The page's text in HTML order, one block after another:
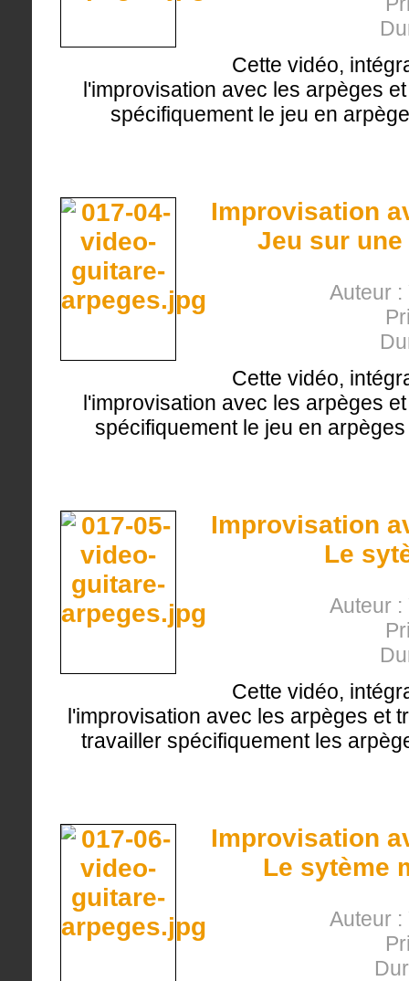
Cette vidéo,
l'improvisation avec les arpèges
spécifiquement le jeu en
Improvisation
Jeu sur
Auteur :
Cette vidéo,
l'improvisation avec les arpèges
spécifiquement le jeu en
Improvisation
Le
Auteur :
Cette vidéo,
l'improvisation avec les arpèges et
travailler spécifiquement les
Improvisation
Le sytème
Auteur :